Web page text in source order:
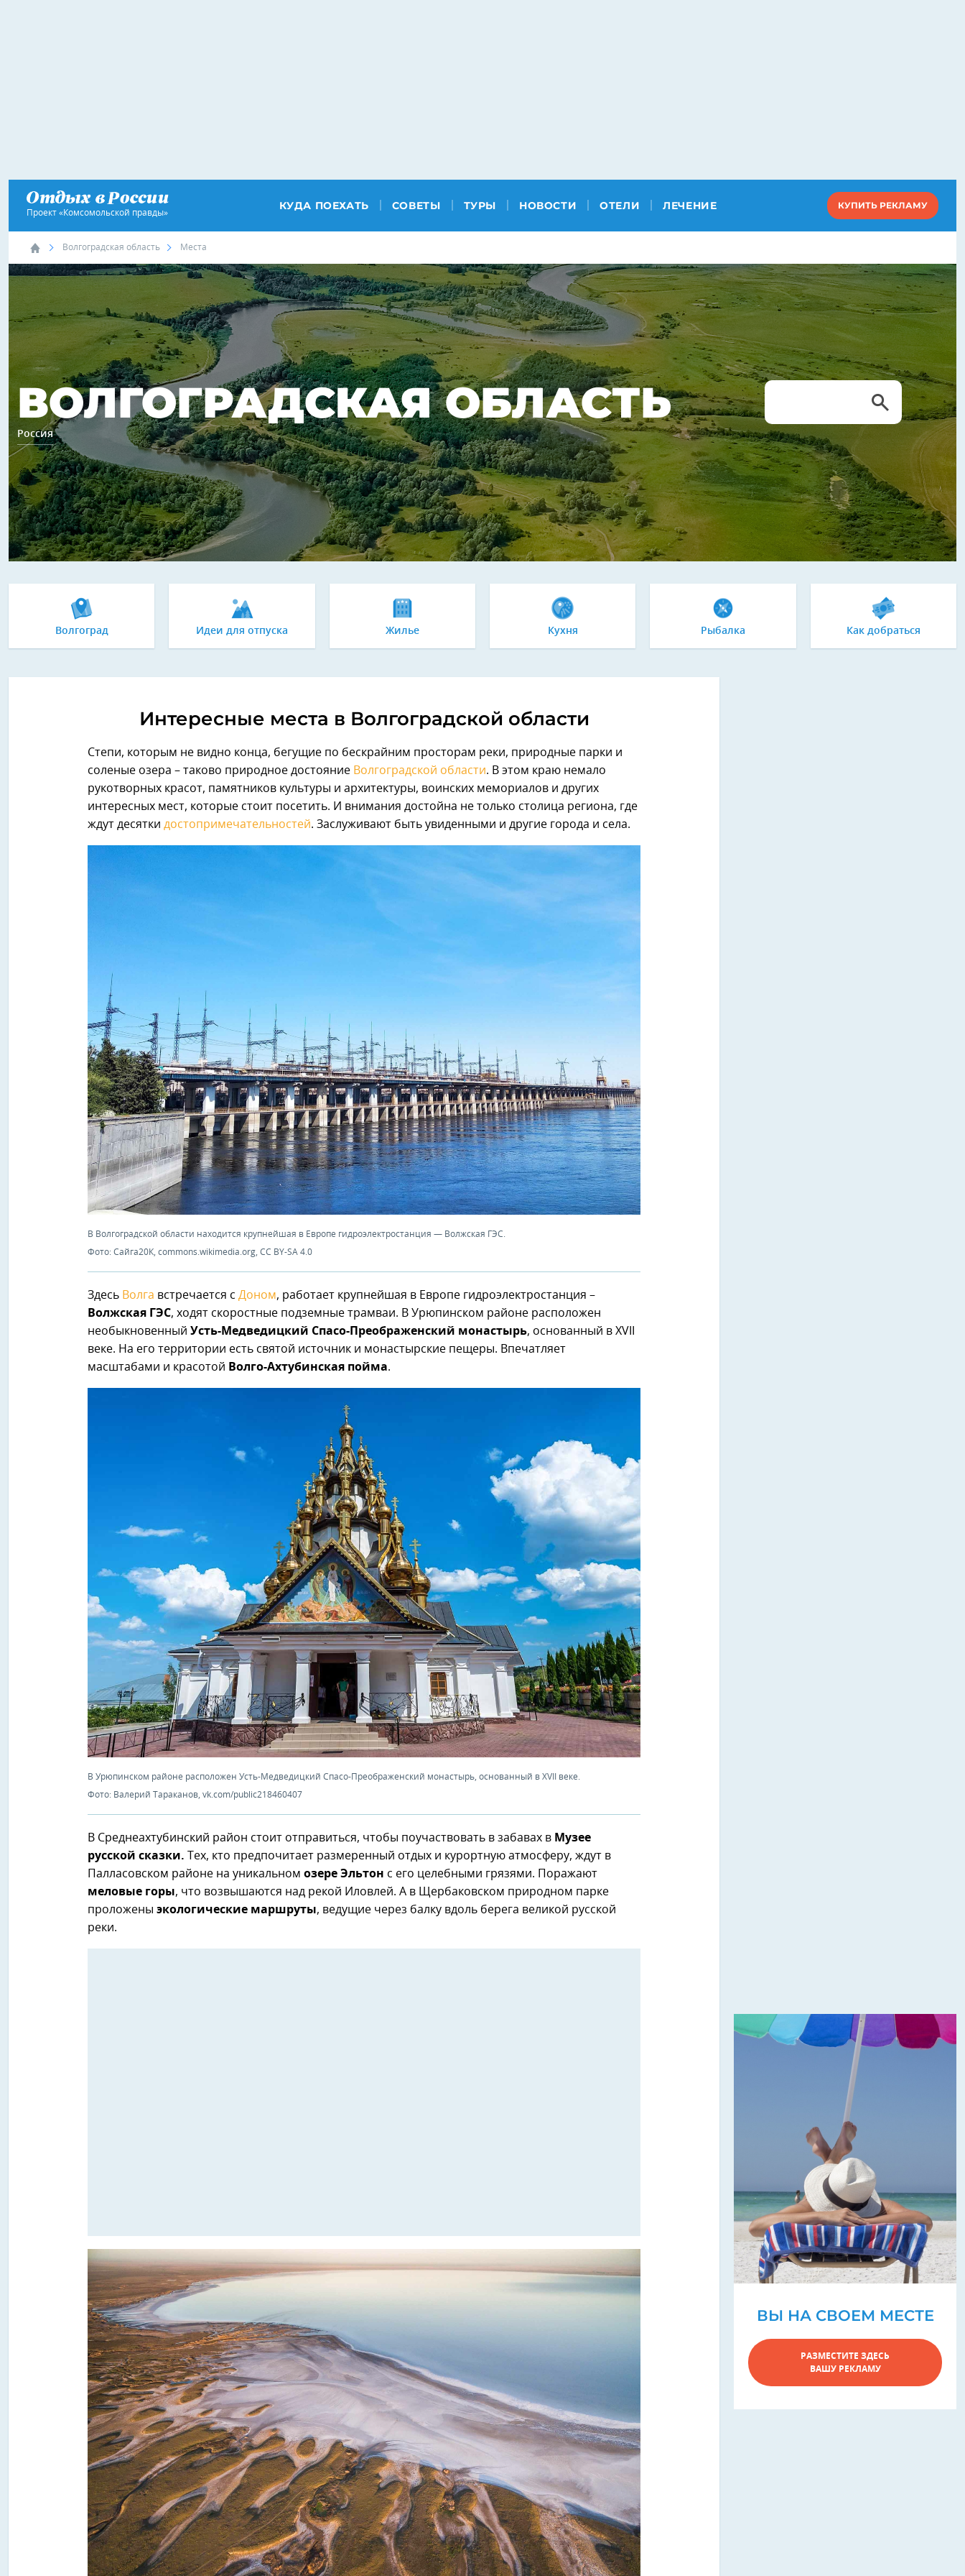
Проект «Комсомольской правды»
КУДА ПОЕХАТЬ СОВЕТЫ ТУРЫ НОВОСТИ ОТЕЛИ ЛЕЧЕНИЕ КУПИТЬ РЕКЛАМУ
Волгоградская область Места
ВОЛГОГРАДСКАЯ ОБЛАСТЬ
Россия
Волгоград Идеи для отпуска Жилье Кухня Рыбалка Как добраться
Интересные места в Волгоградской области
Степи, которым не видно конца, бегущие по бескрайним просторам реки, природные парки и
соленые озера – таково природное достояние Волгоградской области. В этом краю немало
рукотворных красот, памятников культуры и архитектуры, воинских мемориалов и других
интересных мест, которые стоит посетить. И внимания достойна не только столица региона, где
ждут десятки достопримечательностей. Заслуживают быть увиденными и другие города и села.
В Волгоградской области находится крупнейшая в Европе гидроэлектростанция — Волжская ГЭС.
Фото: Сайга20К, commons.wikimedia.org, CC BY-SA 4.0
Здесь Волга встречается с Доном, работает крупнейшая в Европе гидроэлектростанция –
Волжская ГЭС, ходят скоростные подземные трамваи. В Урюпинском районе расположен
необыкновенный Усть-Медведицкий Спасо-Преображенский монастырь, основанный в XVII
веке. На его территории есть святой источник и монастырские пещеры. Впечатляет
масштабами и красотой Волго-Ахтубинская пойма.
В Урюпинском районе расположен Усть-Медведицкий Спасо-Преображенский монастырь, основанный в XVII веке.
Фото: Валерий Тараканов, vk.com/public218460407
В Среднеахтубинский район стоит отправиться, чтобы поучаствовать в забавах в Музее
русской сказки. Тех, кто предпочитает размеренный отдых и курортную атмосферу, ждут в
Палласовском районе на уникальном озере Эльтон с его целебными грязями. Поражают
меловые горы, что возвышаются над рекой Иловлей. А в Щербаковском природном парке
проложены экологические маршруты, ведущие через балку вдоль берега великой русской
реки.
ВЫ НА СВОЕМ МЕСТЕ
РАЗМЕСТИТЕ ЗДЕСЬ
ВАШУ РЕКЛАМУ